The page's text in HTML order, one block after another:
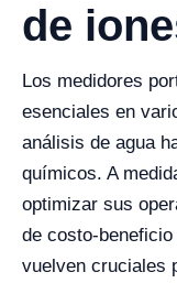
de
Los medidores
esenciales en
análisis de agua
químicos. A
optimizar sus
de costo-
vuelven cruciales